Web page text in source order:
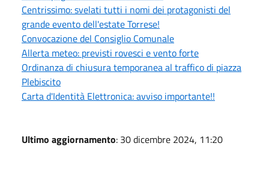
Centrissimo: svelati tutti i nomi dei protagonisti del
grande evento dell'estate Torrese!
Convocazione del Consiglio Comunale
Allerta meteo: previsti rovesci e vento forte
Ordinanza di chiusura temporanea al traffico di piazza
Plebiscito
Carta d'Identità Elettronica: avviso importante!!
Ultimo aggiornamento: 30 dicembre 2024, 11:20